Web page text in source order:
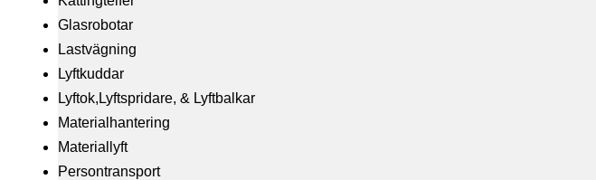
Glasrobotar
Lastvägning
Lyftkuddar
Lyftok,Lyftspridare, & Lyftbalkar
Materialhantering
Materiallyft
Persontransport